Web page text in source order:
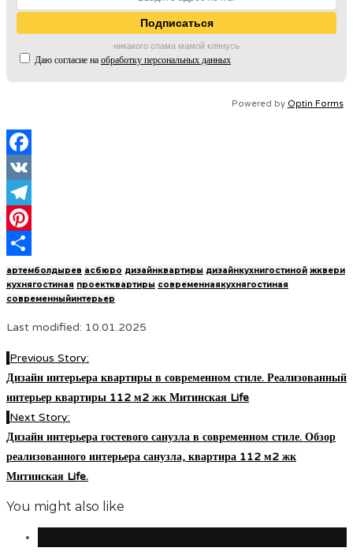
никакого спама мамой клянусь
Даю согласие на обработку персональных данных
Powered by Optin Forms
Facebook
VK
Telegram
Pinterest
Отправить
артемболдырев асбюро дизайнквартиры дизайнкухнигостиной жквери
кухнягостиная проектквартиры современнаякухнягостиная
современныйинтерьер
Last modified: 10.01.2025
Previous Story:
Дизайн интерьера квартиры в современном стиле. Реализованный
интерьер квартиры 112 м2 жк Митинская Life
Next Story:
Дизайн интерьера гостевого санузла в современном стиле. Обзор
реализованного интерьера санузла, квартира 112 м2 жк
Митинская Life.
You might also like